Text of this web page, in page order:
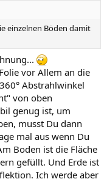
einzelnen Böden damit
vor Allem an die
Abstrahlwinkel
von oben
genug ist, um
musst Du dann
mal aus wenn Du
Boden ist die Fläche
gefüllt. Und Erde ist
Ich werde aber